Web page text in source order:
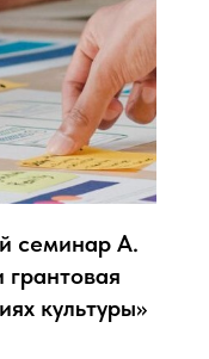
семинар А.
культуры»